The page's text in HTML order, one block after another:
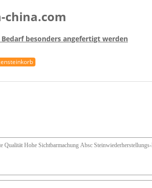
china.com
besonders angefertigt werden